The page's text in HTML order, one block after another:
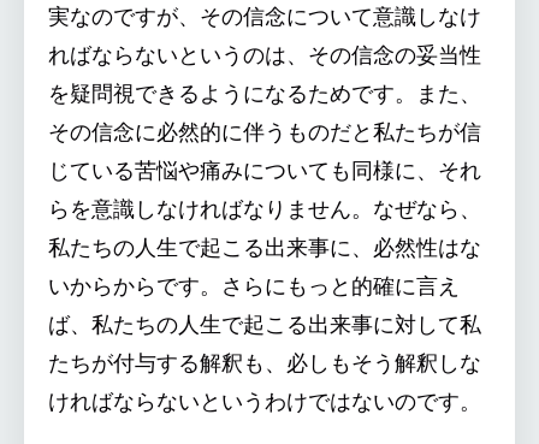
実なのですが、その信念について意識しなけ
ればならないというのは、その信念の妥当性
を疑問視できるようになるためです。また、
その信念に必然的に伴うものだと私たちが信
じている苦悩や痛みについても同様に、それ
らを意識しなければなりません。なぜなら、
私たちの人生で起こる出来事に、必然性はな
いからからです。さらにもっと的確に言え
ば、私たちの人生で起こる出来事に対して私
たちが付与する解釈も、必しもそう解釈しな
ければならないというわけではないのです。